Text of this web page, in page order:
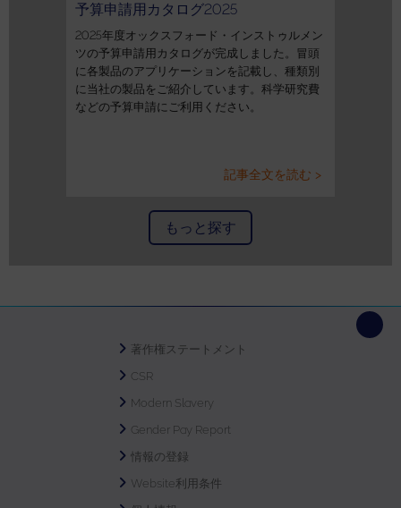
予算申請用カタログ2025
2025年度オックスフォード・インストゥルメン
ツの予算申請用カタログが完成しました。冒頭
に各製品のアプリケーションを記載し、種類別
に当社の製品をご紹介しています。科学研究費
などの予算申請にご利用ください。
記事全文を読む >
もっと探す
著作権ステートメント
CSR
Modern Slavery
Gender Pay Report
情報の登録
Website利用条件